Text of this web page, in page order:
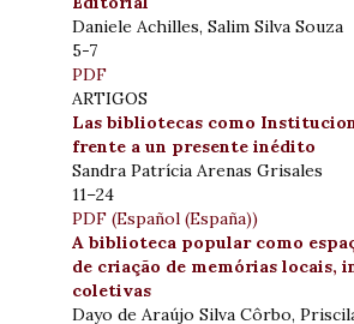
Daniele Achilles, Salim Silva Souza
5-7
PDF
ARTIGOS
Las bibliotecas como
frente a un presente inédito
Sandra Patrícia Arenas Grisales
11–24
PDF (Español (España))
A biblioteca popular como
de criação de memórias locais,
coletivas
Dayo de Araújo Silva Côrbo,